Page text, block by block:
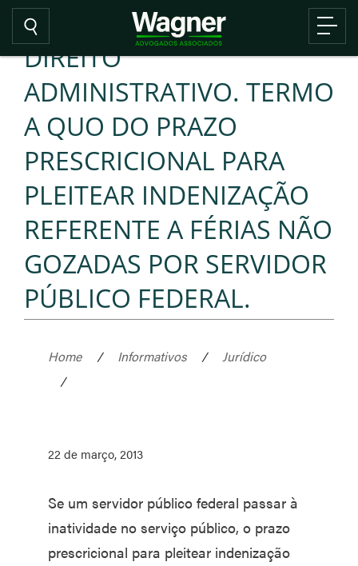
DIREITO
ADMINISTRATIVO. TERMO
A QUO DO PRAZO
PRESCRICIONAL PARA
PLEITEAR INDENIZAÇÃO
REFERENTE A FÉRIAS NÃO
GOZADAS POR SERVIDOR
PÚBLICO FEDERAL.
Home / Informativos /
Jurídico
/
22 de março, 2013
Se um servidor público federal passar à
inatividade no serviço público, o prazo
prescricional para pleitear indenização